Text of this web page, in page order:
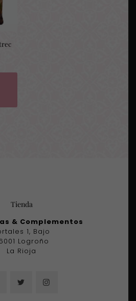
actual
Tienda
& Complementos
1, Bajo
Logroño
La Rioja